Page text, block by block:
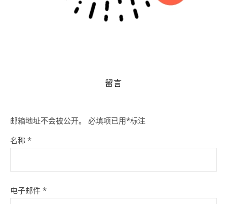
留言
邮箱地址不会被公开。 必填项已用*标注
名称 *
电子邮件 *